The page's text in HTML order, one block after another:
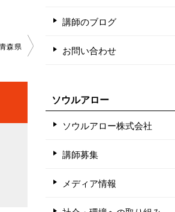
森県
講師のブログ
お問い合わせ
ソウルアロー
ソウルアロー株式会社
講師募集
メディア情報